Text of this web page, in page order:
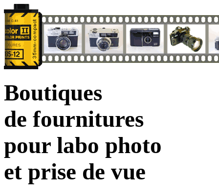
Boutiques
de fournitures
pour labo photo
et prise de vue